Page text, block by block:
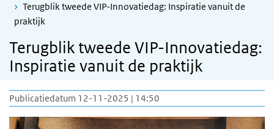
Terugblik tweede VIP-Innovatiedag: Inspiratie vanuit de
praktijk
Terugblik tweede VIP-Innovatiedag:
Inspiratie vanuit de praktijk
Publicatiedatum 12-11-2025 | 14:50